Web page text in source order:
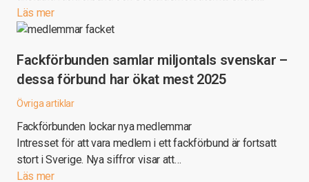
Läs mer
Fackförbunden samlar miljontals svenskar –
dessa förbund har ökat mest 2025
Övriga artiklar
Fackförbunden lockar nya medlemmar
Intresset för att vara medlem i ett fackförbund är fortsatt
stort i Sverige. Nya siffror visar att…
Läs mer